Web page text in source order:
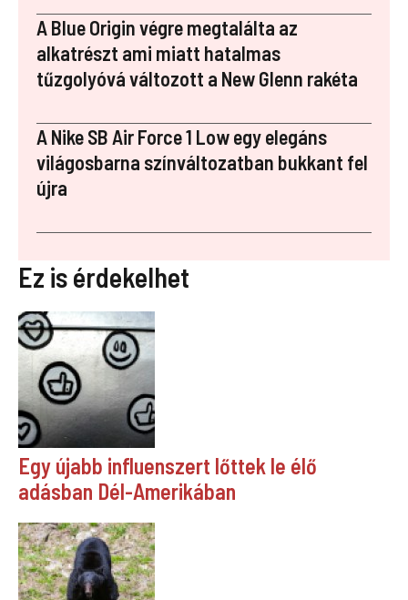
A Blue Origin végre megtalálta az
alkatrészt ami miatt hatalmas
tűzgolyóvá változott a New Glenn rakéta
A Nike SB Air Force 1 Low egy elegáns
világosbarna színváltozatban bukkant fel
újra
Ez is érdekelhet
Egy újabb influenszert lőttek le élő
adásban Dél-Amerikában